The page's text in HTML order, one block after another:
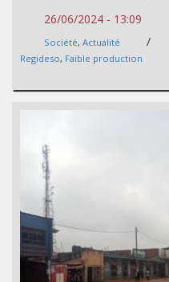
26/06/2024 - 13:09
Société, Actualité /
Regideso, Faible production